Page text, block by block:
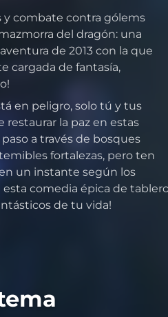
y combate contra gólems
del dragón: una
de 2013 con la que
cargada de fantasía,
en peligro, solo tú y tus
la paz en estas
a través de bosques
fortalezas, pero ten
un instante según los
esta comedia épica de
de tu vida!